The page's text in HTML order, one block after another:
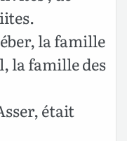
la famille
la famille des
était